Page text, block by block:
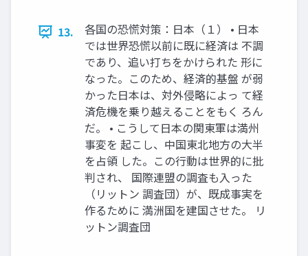
13.
各国の恐慌対策：日本（１） • 日本
では世界恐慌以前に既に経済は 不調
であり、追い打ちをかけられた 形に
なった。このため、経済的基盤 が弱
かった日本は、対外侵略によっ て経
済危機を乗り越えることをもく ろん
だ。 • こうして日本の関東軍は満州
事変を 起こし、中国東北地方の大半
を占領 した。この行動は世界的に批
判され、 国際連盟の調査も入った
（リットン 調査団）が、既成事実を
作るために 満洲国を建国させた。 リ
ットン調査団